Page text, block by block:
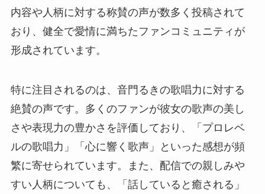
内容や人柄に対する称賛の声が数多く投稿されて
おり、健全で愛情に満ちたファンコミュニティが
形成されています。
特に注目されるのは、音門るきの歌唱力に対する
絶賛の声です。多くのファンが彼女の歌声の美し
さや表現力の豊かさを評価しており、「プロレベ
ルの歌唱力」「心に響く歌声」といった感想が頻
繁に寄せられています。また、配信での親しみや
すい人柄についても、「話していると癒される」